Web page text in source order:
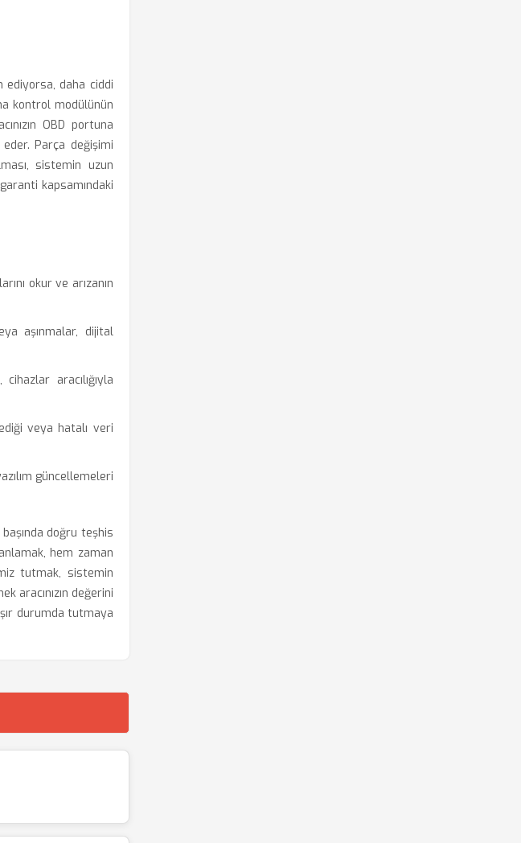
ediyorsa, daha ciddi
kontrol modülünün
OBD portuna
Parça değişimi
sistemin uzun
kapsamındaki
okur ve arızanın
aşınmalar, dijital
aracılığıyla
veya hatalı veri
güncellemeleri
doğru teşhis
hem zaman
tutmak, sistemin
aracınızın değerini
durumda tutmaya